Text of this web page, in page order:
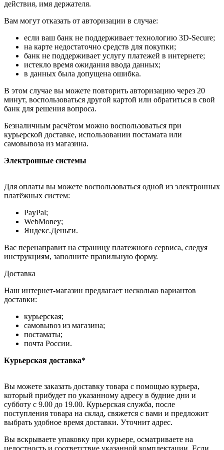
действия, имя держателя.
Вам могут отказать от авторизации в случае:
если ваш банк не поддерживает технологию 3D-Secure;
на карте недостаточно средств для покупки;
банк не поддерживает услугу платежей в интернете;
истекло время ожидания ввода данных;
в данных была допущена ошибка.
В этом случае вы можете повторить авторизацию через 20
минут, воспользоваться другой картой или обратиться в свой
банк для решения вопроса.
Безналичным расчётом можно воспользоваться при
курьерской доставке, использовании постамата или
самовывоза из магазина.
Электронные системы
Для оплаты вы можете воспользоваться одной из электронных
платёжных систем:
PayPal;
WebMoney;
Яндекс.Деньги.
Вас перенаправит на страницу платежного сервиса, следуя
инструкциям, заполните правильную форму.
Доставка
Наш интернет-магазин предлагает несколько вариантов
доставки:
курьерская;
самовывоз из магазина;
постаматы;
почта России.
Курьерская доставка*
Вы можете заказать доставку товара с помощью курьера,
который прибудет по указанному адресу в будние дни и
субботу с 9.00 до 19.00. Курьерская служба, после
поступления товара на склад, свяжется с вами и предложит
выбрать удобное время доставки. Уточнит адрес.
Вы вскрываете упаковку при курьере, осматриваете на